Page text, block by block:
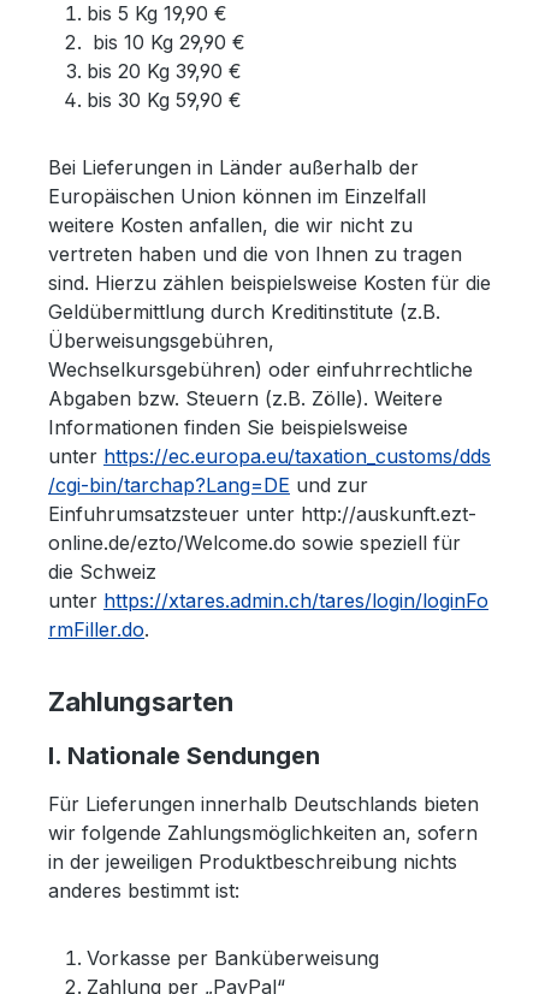
bis 5 Kg 19,90 €
bis 10 Kg 29,90 €
bis 20 Kg 39,90 €
bis 30 Kg 59,90 €
Bei Lieferungen in Länder außerhalb der
Europäischen Union können im Einzelfall
weitere Kosten anfallen, die wir nicht zu
vertreten haben und die von Ihnen zu tragen
sind. Hierzu zählen beispielsweise Kosten für die
Geldübermittlung durch Kreditinstitute (z.B.
Überweisungsgebühren,
Wechselkursgebühren) oder einfuhrrechtliche
Abgaben bzw. Steuern (z.B. Zölle). Weitere
Informationen finden Sie beispielsweise
unter https://ec.europa.eu/taxation_customs/dds
/cgi-bin/tarchap?Lang=DE und zur
Einfuhrumsatzsteuer unter http://auskunft.ezt-
online.de/ezto/Welcome.do sowie speziell für
die Schweiz
unter https://xtares.admin.ch/tares/login/loginFo
rmFiller.do.
Zahlungsarten
I. Nationale Sendungen
Für Lieferungen innerhalb Deutschlands bieten
wir folgende Zahlungsmöglichkeiten an, sofern
in der jeweiligen Produktbeschreibung nichts
anderes bestimmt ist:
Vorkasse per Banküberweisung
Zahlung per „PayPal“